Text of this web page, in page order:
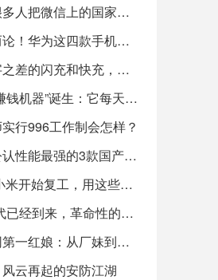
为何很多人把微信上的国家设置成安道尔？安道尔在
平心而论！华为这四款手机最值得买，实用性超iP
仅一字之差的闪充和快充，原理却截然不同，别被忽
全球“赚钱机器”诞生：它每天净赚21亿，是苹果
行996工作制会怎样？
目前公认性能最强的3款国产手机，颜值性能兼具，
腾讯 小米开始复工，用这些方法保证员工安全，你
5G时代已经到来，革命性的飞跃到底可以带来什么
互联网第一红娘：从厂妹到复旦硕士，十年创业今被
云再起的安防江湖